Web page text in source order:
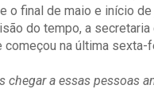
o final de maio e início de
do tempo, a
começou na última sexta-
chegar a essas pessoas